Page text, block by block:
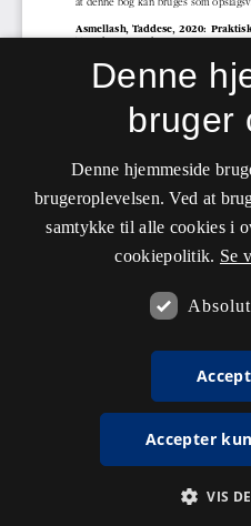
Denne
bruger
Denne hjemmeside
brugeroplevelsen. Ved at
samtykke til alle cookies i
cookiepolitik. Se
Accepter
VIS